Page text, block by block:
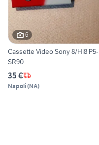
6
Cassette Video Sony 8/Hi8 P5-
SR90
35 €
Napoli(NA)